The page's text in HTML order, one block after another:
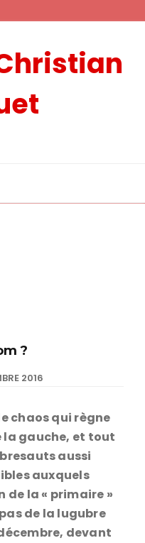
?
2016
chaos qui règne
la gauche, et tout
aussi
auxquels
la « primaire »
de la lugubre
devant